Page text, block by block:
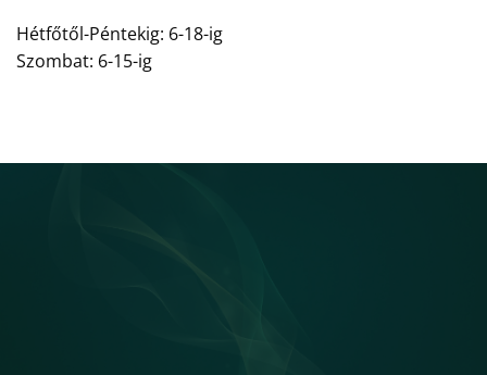
Hétfőtől-Péntekig: 6-18-ig
Szombat: 6-15-ig